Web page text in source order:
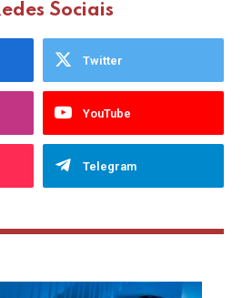
Sociais
Twitter
YouTube
Telegram